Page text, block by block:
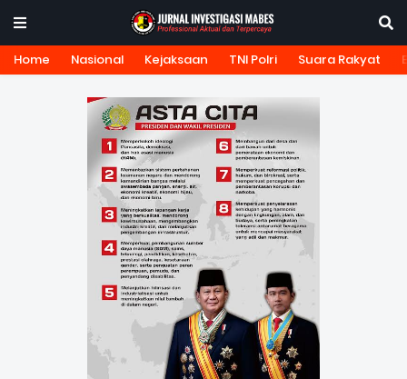
Home Nasional Kejaksaan TNI Polri Suara Rakyat